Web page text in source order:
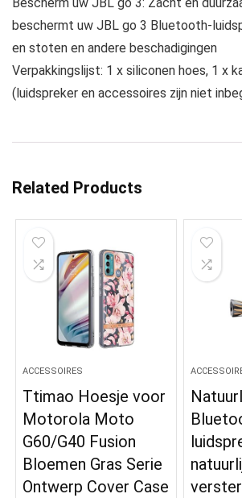
beschermt uw JBL go 3 Bluetooth-
en stoten en andere beschadigingen
Verpakkingslijst: 1 x siliconen hoes, 1 x
(luidspreker en accessoires zijn niet
Related Products
ACCESSOIRES
Ttimao Hoesje voor
Motorola Moto
G60/G40 Fusion
Bloemen Gras Serie
Ontwerp Cover Case